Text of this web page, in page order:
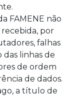
FAMENE não
recebida, por
falhas
linhas de
de ordem
de dados.
a título de